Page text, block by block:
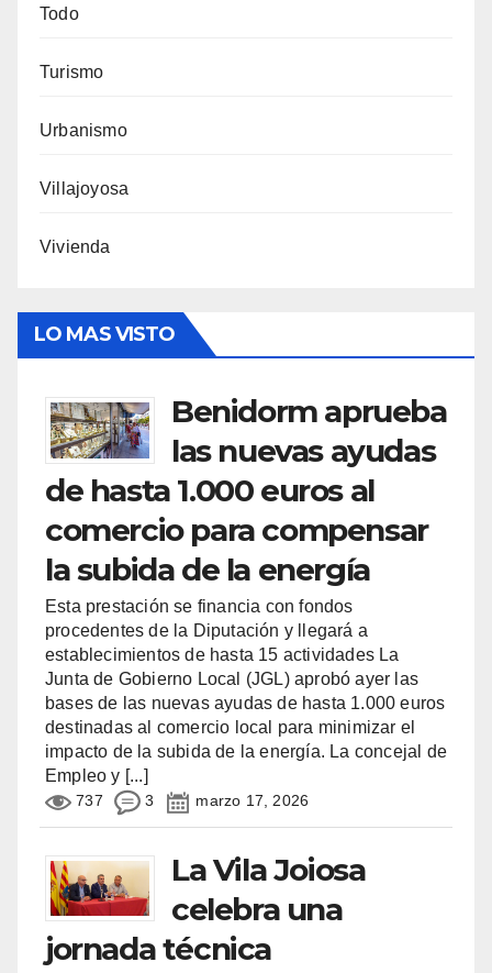
Todo
Turismo
Urbanismo
Villajoyosa
Vivienda
LO MAS VISTO
Benidorm aprueba
las nuevas ayudas
de hasta 1.000 euros al
comercio para compensar
la subida de la energía
Esta prestación se financia con fondos
procedentes de la Diputación y llegará a
establecimientos de hasta 15 actividades La
Junta de Gobierno Local (JGL) aprobó ayer las
bases de las nuevas ayudas de hasta 1.000 euros
destinadas al comercio local para minimizar el
impacto de la subida de la energía. La concejal de
Empleo y [...]
737 3 marzo 17, 2026
La Vila Joiosa
celebra una
jornada técnica